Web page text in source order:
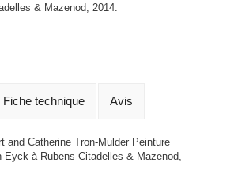
& Mazenod, 2014.
Fiche technique Avis
and Catherine Tron-Mulder Peinture
Eyck à Rubens Citadelles & Mazenod,